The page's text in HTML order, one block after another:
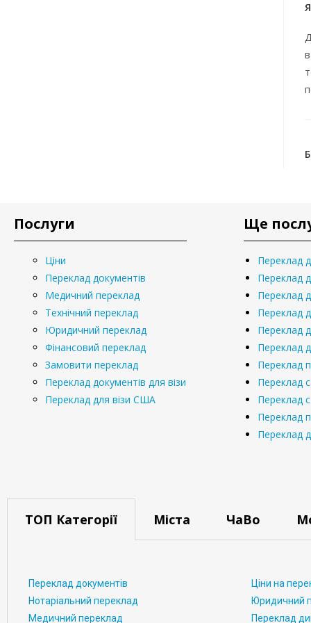
Послуги
Ціни
Переклад документів
Медичний переклад
Технічний переклад
Юридичний переклад
Фінансовий переклад
Замовити переклад
Переклад документів для візи
Переклад для візи США
Ще
Переклад
Переклад
Переклад
Переклад
Переклад
Переклад
Переклад
Переклад
Переклад
Переклад
Переклад
ТОП Категорії Міста ЧаВо
Переклад документів
Нотаріальний переклад
Медичний переклад
Ціни на
Юридичний
Переклад